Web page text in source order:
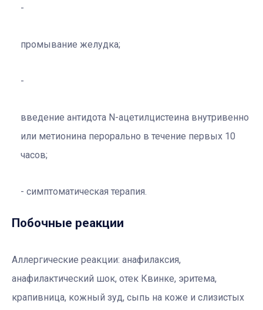
промывание желудка;
введение антидота N-ацетилцистеина внутривенно
или метионина перорально в течение первых 10
часов;
симптоматическая терапия.
Побочные реакции
Аллергические реакции: анафилаксия,
анафилактический шок, отек Квинке, эритема,
крапивница, кожный зуд, сыпь на коже и слизистых